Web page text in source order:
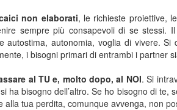
non elaborati, le richieste proiettive,
sempre più consapevoli di se stessi.
autostima, autonomia, voglia di vivere. Si
i bisogni primari di entrambi i partner
al TU e, molto dopo, al NOI. Si
bisogno dell’altro. Se ho bisogno di te,
tua perdita, comunque avvenga, non